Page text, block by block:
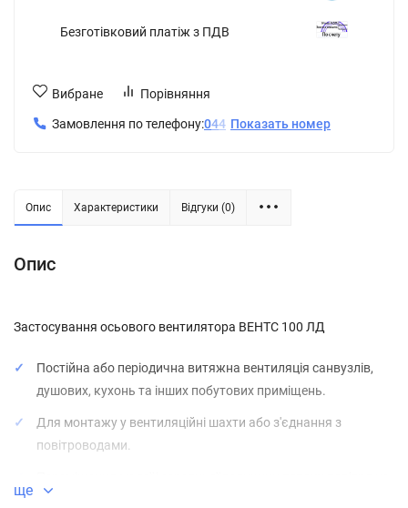
Безготівковий платіж з ПДВ
Вибране Порівняння
Замовлення по телефону:044 Показать номер
Опис Характеристики Відгуки (0)
Опис
Застосування осьового вентилятора ВЕНТС 100 ЛД
Постійна або періодична витяжна вентиляція санвузлів,
душових, кухонь та інших побутових приміщень.
Для монтажу у вентиляційні шахти або з'єднання з
повітроводами.
ще